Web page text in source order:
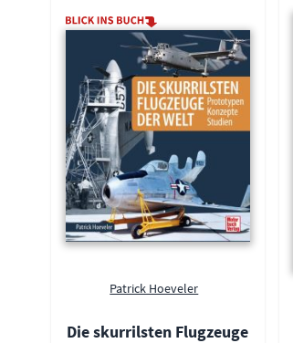
Patrick Hoeveler
Die skurrilsten Flugzeuge